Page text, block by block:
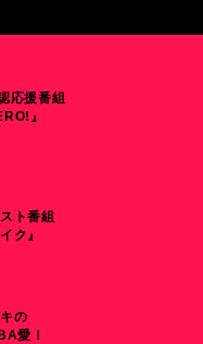
応援番組
』
ト番組
ク』
の
愛！